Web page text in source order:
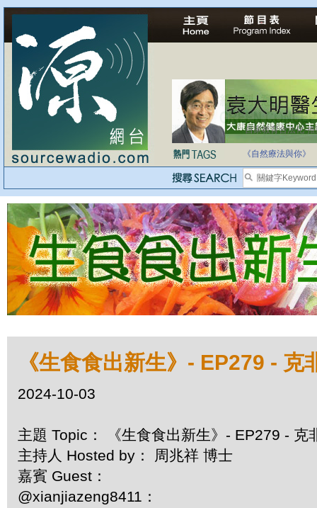
自家教育合法化-
醫療有選擇，人人
《自然療法與你》
《生食食出新生》- EP279 - 克
2024-10-03
主題 Topic： 《生食食出新生》- EP279 - 克
主持人 Hosted by： 周兆祥 博士
嘉賓 Guest：
@xianjiazeng8411：